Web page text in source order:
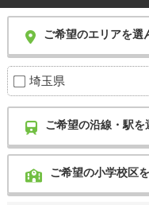
ご希望のエリアを選
埼玉県
ご希望の沿線・駅
ご希望の小学校区